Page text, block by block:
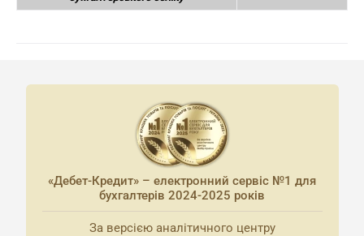
«Дебет-Кредит» – електронний сервіс №1 для
бухгалтерів 2024-2025 років
За версією аналітичного центру